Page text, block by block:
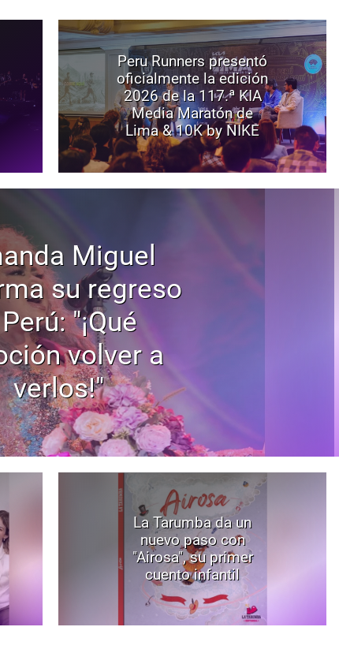
Peru Runners presentó
oficialmente la edición
2026 de la 117.ª KIA
Media Maratón de
Lima & 10K by NIKE
Miguel
su regreso
"¡Qué
volver a
verlos!"
La Tarumba da un
nuevo paso con
"Airosa", su primer
cuento infantil